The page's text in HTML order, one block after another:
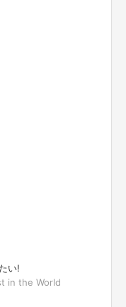
い!
in the World